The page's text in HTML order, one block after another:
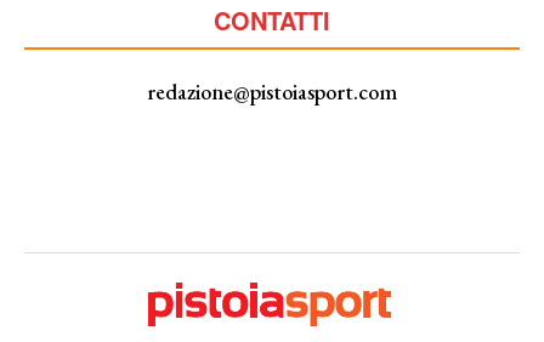
CONTATTI
redazione@pistoiasport.com